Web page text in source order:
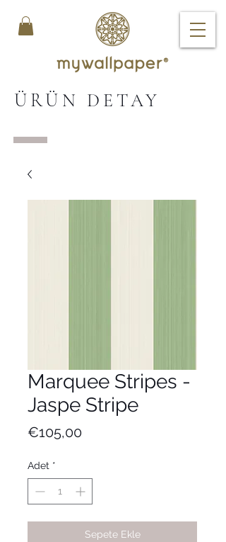
ÜRÜN DETAY
Marquee Stripes -
Jaspe Stripe
€105,00Fiyat
Adet *
Sepete Ekle